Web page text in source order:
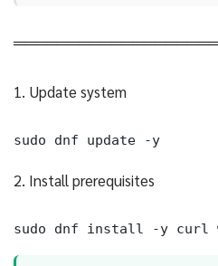
1. Update system
sudo dnf update -y
2. Install prerequisites
sudo dnf install -y curl